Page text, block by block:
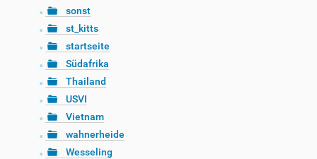
sonst
st_kitts
startseite
Südafrika
Thailand
USVI
Vietnam
wahnerheide
Wesseling